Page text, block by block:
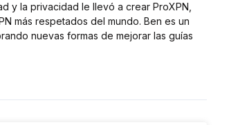
y la privacidad le llevó a crear ProXPN,
más respetados del mundo. Ben es un
nuevas formas de mejorar las guías